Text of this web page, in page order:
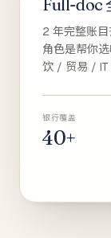
Full-doc
2 年完整账
角色是帮你
饮 / 贸易 / IT
银行覆盖
40+